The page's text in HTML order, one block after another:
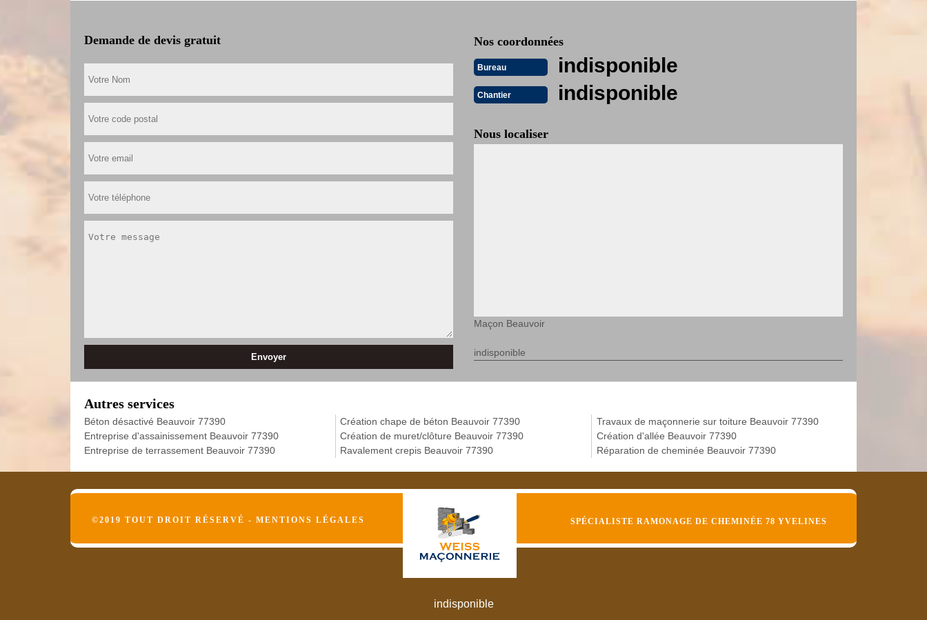
Demande de devis gratuit Nos coordonnées
Bureau indisponible
Chantier indisponible
Nous localiser
Maçon Beauvoir
indisponible
Autres services
Béton désactivé Beauvoir 77390
Entreprise d'assainissement Beauvoir 77390
Entreprise de terrassement Beauvoir 77390
Création chape de béton Beauvoir 77390
Création de muret/clôture Beauvoir 77390
Ravalement crepis Beauvoir 77390
Travaux de maçonnerie sur toiture Beauvoir 77390
Création d'allée Beauvoir 77390
Réparation de cheminée Beauvoir 77390
©2019 TOUT DROIT RÉSERVÉ - MENTIONS LÉGALES SPÉCIALISTE RAMONAGE DE CHEMINÉE 78 YVELINES
indisponible